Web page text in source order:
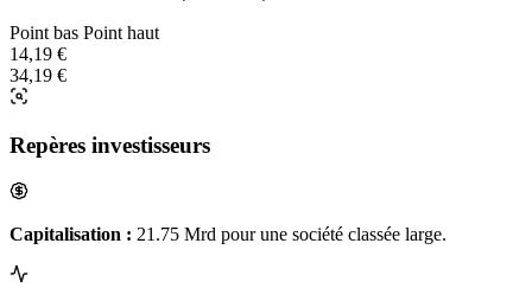
Point bas Point haut
14,19 €
34,19 €
Repères investisseurs
Capitalisation : 21.75 Mrd pour une société classée large.